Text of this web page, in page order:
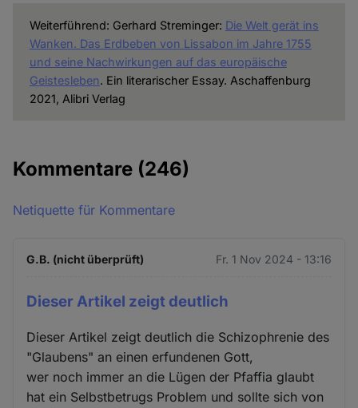
Weiterführend: Gerhard Streminger: Die Welt gerät ins
Wanken. Das Erdbeben von Lissabon im Jahre 1755
und seine Nachwirkungen auf das europäische
Geistesleben. Ein literarischer Essay. Aschaffenburg
2021, Alibri Verlag
Kommentare (246)
Netiquette für Kommentare
G.B. (nicht überprüft) Fr. 1 Nov 2024 - 13:16
Dieser Artikel zeigt deutlich
Dieser Artikel zeigt deutlich die Schizophrenie des
"Glaubens" an einen erfundenen Gott,
wer noch immer an die Lügen der Pfaffia glaubt
hat ein Selbstbetrugs Problem und sollte sich von